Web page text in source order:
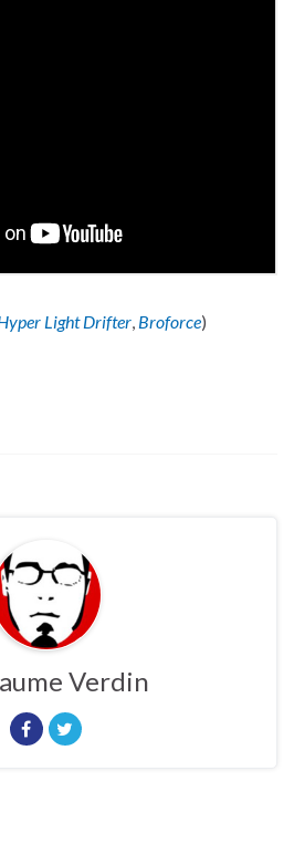
Light Drifter, Broforce)
Verdin